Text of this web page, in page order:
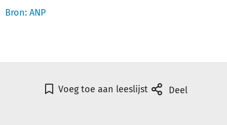
Bron: ANP
Voeg toe aan leeslijst Deel